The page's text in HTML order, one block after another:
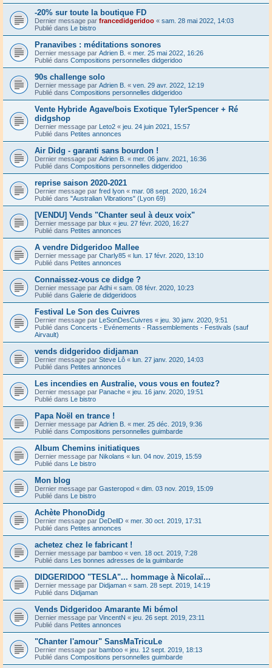
-20% sur toute la boutique FD
Dernier message par francedidgeridoo « sam. 28 mai 2022, 14:03
Publié dans Le bistro
Pranavibes : méditations sonores
Dernier message par Adrien B. « mer. 25 mai 2022, 16:26
Publié dans Compositions personnelles didgeridoo
90s challenge solo
Dernier message par Adrien B. « ven. 29 avr. 2022, 12:19
Publié dans Compositions personnelles didgeridoo
Vente Hybride Agave/bois Exotique TylerSpencer + Ré
didgshop
Dernier message par Leto2 « jeu. 24 juin 2021, 15:57
Publié dans Petites annonces
Air Didg - garanti sans bourdon !
Dernier message par Adrien B. « mer. 06 janv. 2021, 16:36
Publié dans Compositions personnelles didgeridoo
reprise saison 2020-2021
Dernier message par fred lyon « mar. 08 sept. 2020, 16:24
Publié dans "Australian Vibrations" (Lyon 69)
[VENDU] Vends "Chanter seul à deux voix"
Dernier message par blux « jeu. 27 févr. 2020, 16:27
Publié dans Petites annonces
A vendre Didgeridoo Mallee
Dernier message par Charly85 « lun. 17 févr. 2020, 13:10
Publié dans Petites annonces
Connaissez-vous ce didge ?
Dernier message par Adhi « sam. 08 févr. 2020, 10:23
Publié dans Galerie de didgeridoos
Festival Le Son des Cuivres
Dernier message par LeSonDesCuivres « jeu. 30 janv. 2020, 9:51
Publié dans Concerts - Evénements - Rassemblements - Festivals (sauf
Airvault)
vends didgeridoo didjaman
Dernier message par Steve Lô « lun. 27 janv. 2020, 14:03
Publié dans Petites annonces
Les incendies en Australie, vous vous en foutez?
Dernier message par Panache « jeu. 16 janv. 2020, 19:51
Publié dans Le bistro
Papa Noël en trance !
Dernier message par Adrien B. « mer. 25 déc. 2019, 9:36
Publié dans Compositions personnelles guimbarde
Album Chemins initiatiques
Dernier message par Nikolans « lun. 04 nov. 2019, 15:59
Publié dans Le bistro
Mon blog
Dernier message par Gasteropod « dim. 03 nov. 2019, 15:09
Publié dans Le bistro
Achète PhonoDidg
Dernier message par DeDellD « mer. 30 oct. 2019, 17:31
Publié dans Petites annonces
achetez chez le fabricant !
Dernier message par bamboo « ven. 18 oct. 2019, 7:28
Publié dans Les bonnes adresses de la guimbarde
DIDGERIDOO "TESLA"... hommage à Nicolaï...
Dernier message par Didjaman « sam. 28 sept. 2019, 14:19
Publié dans Didjaman
Vends Didgeridoo Amarante Mi bémol
Dernier message par VincentN « jeu. 26 sept. 2019, 23:11
Publié dans Petites annonces
"Chanter l'amour" SansMaTricuLe
Dernier message par bamboo « jeu. 12 sept. 2019, 18:13
Publié dans Compositions personnelles guimbarde